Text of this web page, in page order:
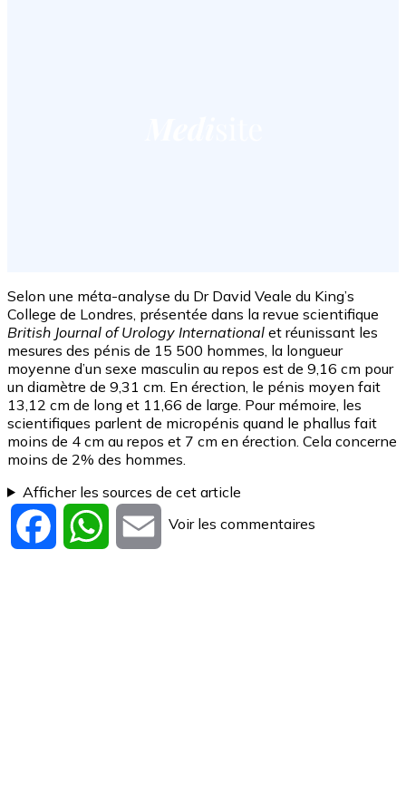
Selon une méta-analyse du Dr David Veale du King’s
College de Londres, présentée dans la revue scientifique
British Journal of Urology International et réunissant les
mesures des pénis de 15 500 hommes, la longueur
moyenne d’un sexe masculin au repos est de 9,16 cm pour
un diamètre de 9,31 cm. En érection, le pénis moyen fait
13,12 cm de long et 11,66 de large. Pour mémoire, les
scientifiques parlent de micropénis quand le phallus fait
moins de 4 cm au repos et 7 cm en érection. Cela concerne
moins de 2% des hommes.
Afficher les sources de cet article
Facebook WhatsApp
Email
Voir les commentaires